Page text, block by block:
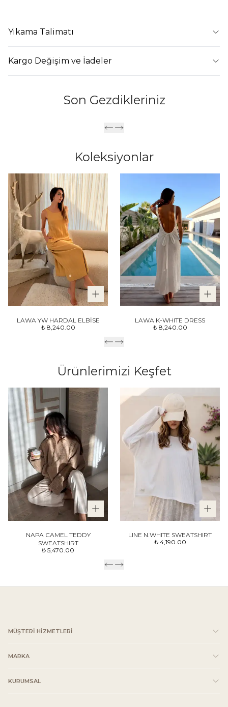
Yıkama Talimatı
Kargo Değişim ve İadeler
Son Gezdikleriniz
Koleksiyonlar
LAWA YW HARDAL ELBİSE
₺ 8,240.00
LAWA K-WHITE DRESS
₺ 8,240.00
Ürünlerimizi Keşfet
NAPA CAMEL TEDDY
SWEATSHIRT
₺ 5,470.00
LINE N.WHITE SWEATSHIRT
₺ 4,190.00
MÜŞTERİ HİZMETLERİ
MARKA
KURUMSAL